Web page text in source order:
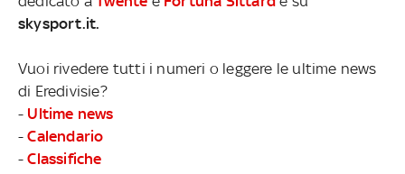
skysport.it.
Vuoi rivedere tutti i numeri o leggere le ultime news
di Eredivisie?
- Ultime news
-Calendario
-Classifiche